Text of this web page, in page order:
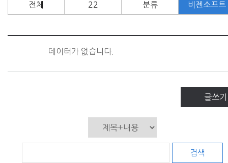
전체 22 분류 비젠소프트
데이터가 없습니다.
글쓰기
검색